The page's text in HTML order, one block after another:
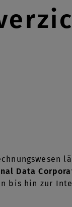
Data
bis hin zur